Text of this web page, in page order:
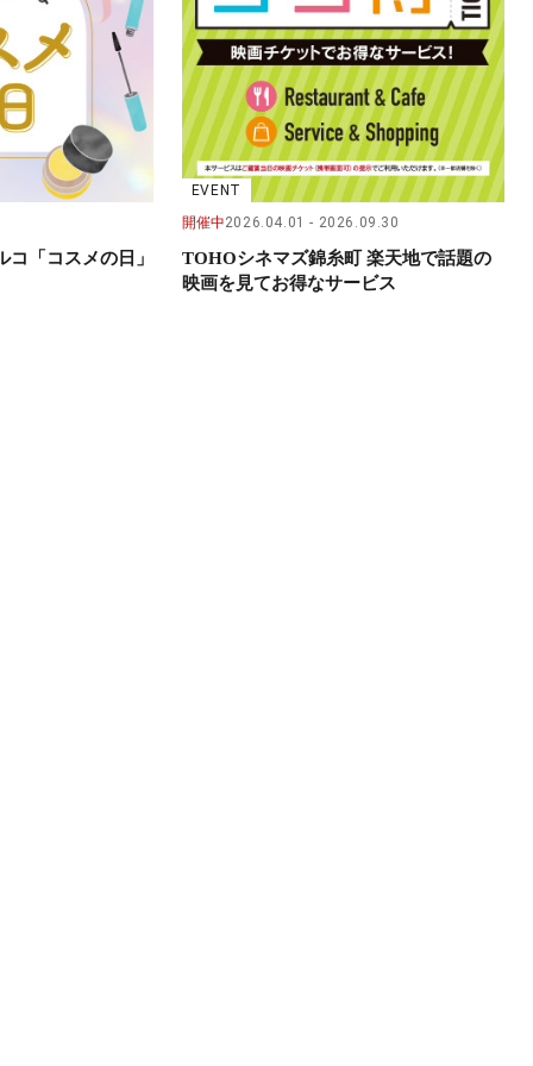
「コスメの日」
EVENT
開催中2026.04.01 2026.09.30
TOHOシネマズ錦糸町 楽天地で話題の
映画を見てお得なサービス